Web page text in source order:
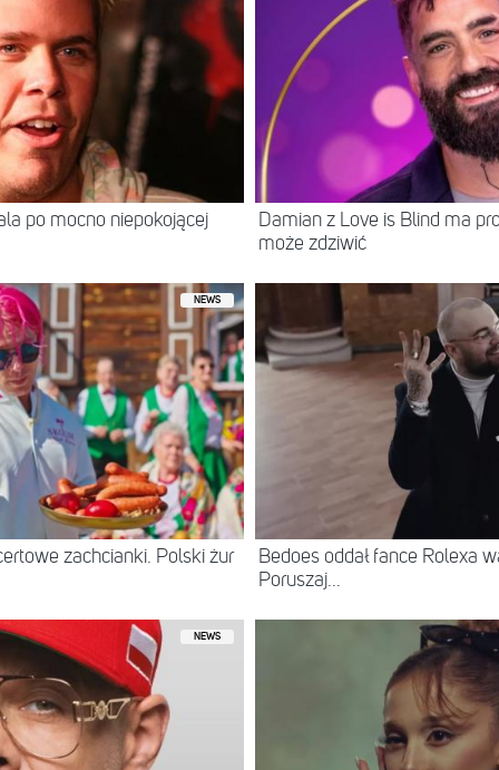
po mocno niepokojącej
Damian z Love is Blind ma
może zdziwić
NEWS
zachcianki. Polski żur
Bedoes oddał fance Rolexa
Poruszaj...
NEWS